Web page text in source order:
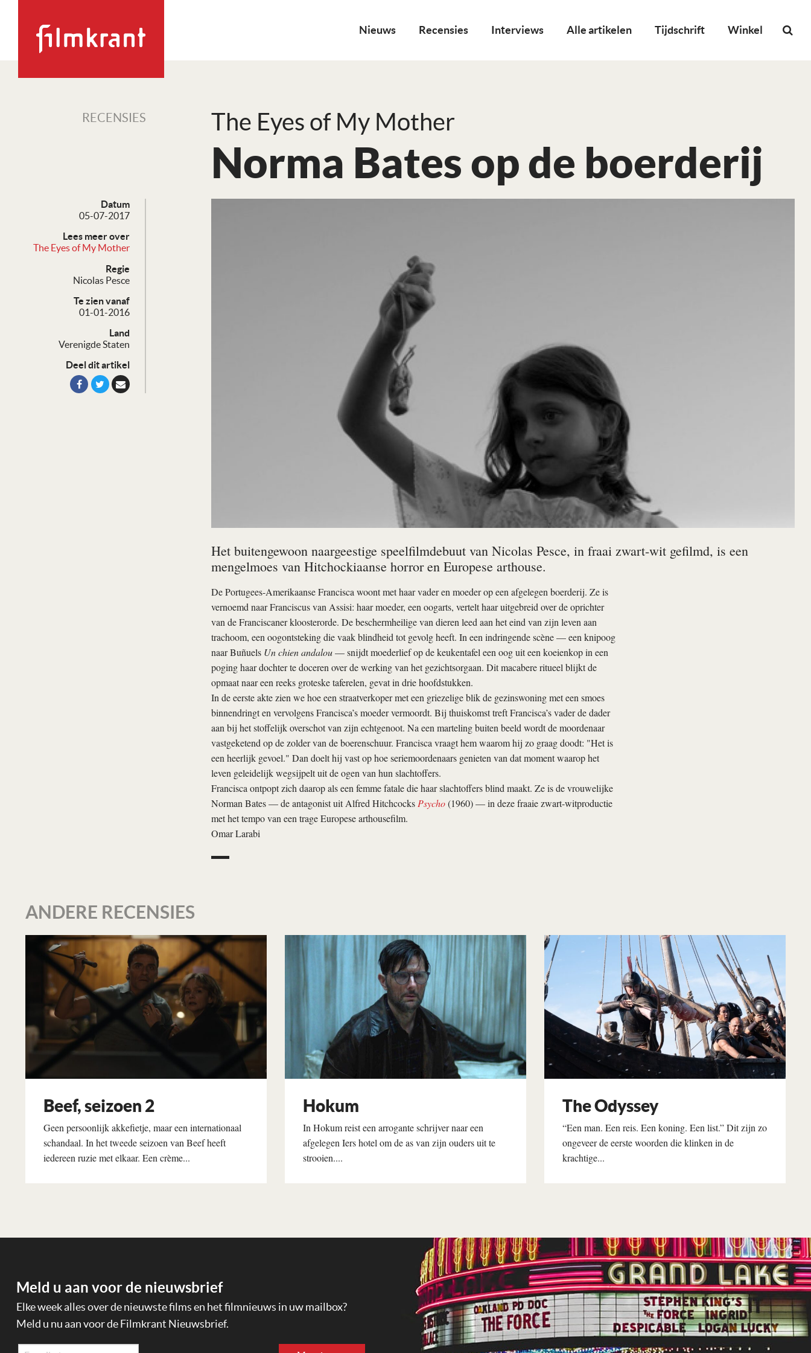
Nieuws Recensies Interviews Alle artikelen Tijdschrift Winkel
RECENSIES The Eyes of My Mother
Norma Bates op de boerderij
Datum
05-07-2017
Lees meer over
The Eyes of My Mother
Regie
Nicolas Pesce
Te zien vanaf
01-01-2016
Land
Verenigde Staten
Deel dit artikel
Het buitengewoon naargeestige speelfilmdebuut van Nicolas Pesce, in fraai zwart-wit gefilmd, is een
mengelmoes van Hitchockiaanse horror en Europese arthouse.
De Portugees-Amerikaanse Francisca woont met haar vader en moeder op een afgelegen boerderij. Ze is
vernoemd naar Franciscus van Assisi: haar moeder, een oogarts, vertelt haar uitgebreid over de oprichter
van de Franciscaner kloosterorde. De beschermheilige van dieren leed aan het eind van zijn leven aan
trachoom, een oogontsteking die vaak blindheid tot gevolg heeft. In een indringende scène — een knipoog
naar Buñuels Un chien andalou— snijdt moederlief op de keukentafel een oog uit een koeienkop in een
poging haar dochter te doceren over de werking van het gezichtsorgaan. Dit macabere ritueel blijkt de
opmaat naar een reeks groteske taferelen, gevat in drie hoofdstukken.
In de eerste akte zien we hoe een straatverkoper met een griezelige blik de gezinswoning met een smoes
binnendringt en vervolgens Francisca’s moeder vermoordt. Bij thuiskomst treft Francisca’s vader de dader
aan bij het stoffelijk overschot van zijn echtgenoot. Na een marteling buiten beeld wordt de moordenaar
vastgeketend op de zolder van de boerenschuur. Francisca vraagt hem waarom hij zo graag doodt: "Het is
een heerlijk gevoel." Dan doelt hij vast op hoe seriemoordenaars genieten van dat moment waarop het
leven geleidelijk wegsijpelt uit de ogen van hun slachtoffers.
Francisca ontpopt zich daarop als een femme fatale die haar slachtoffers blind maakt. Ze is de vrouwelijke
Norman Bates — de antagonist uit Alfred Hitchcocks Psycho(1960) — in deze fraaie zwart-witproductie
met het tempo van een trage Europese art­housefilm.
Omar Larabi
ANDERE RECENSIES
Beef, seizoen 2
Geen persoonlijk akkefietje, maar een internationaal
schandaal. In het tweede seizoen van Beef heeft
iedereen ruzie met elkaar. Een crème...
Hokum
In Hokum reist een arrogante schrijver naar een
afgelegen Iers hotel om de as van zijn ouders uit te
strooien....
The Odyssey
“Een man. Een reis. Een koning. Een list.” Dit zijn zo
ongeveer de eerste woorden die klinken in de
krachtige...
Meld u aan voor de nieuwsbrief
Elke week alles over de nieuwste films en het filmnieuws in uw mailbox?
Meld u nu aan voor de Filmkrant Nieuwsbrief.